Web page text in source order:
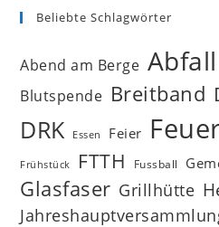
Beliebte Schlagwörter
Abend am Berge Abfall
Blutspende Breitband
DRK Essen Feier
Frühstück FTTH Fussball
Glasfaser Grillhütte